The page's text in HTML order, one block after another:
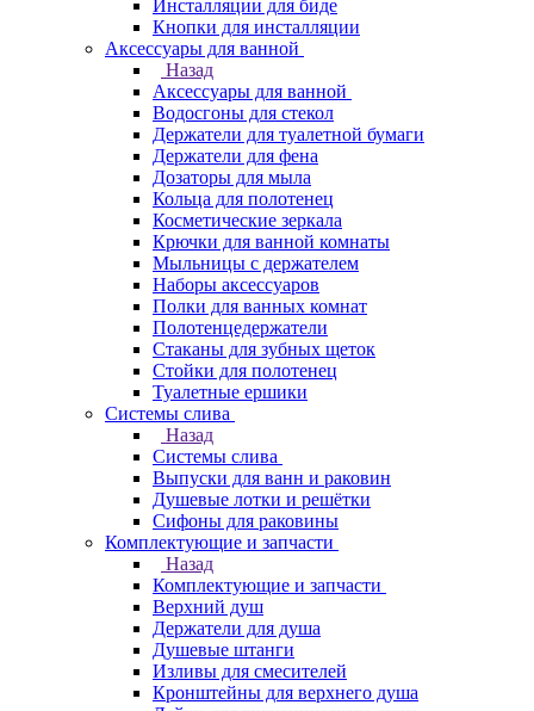
Инсталляции для биде
Кнопки для инсталляции
Аксессуары для ванной
Назад
Аксессуары для ванной
Водосгоны для стекол
Держатели для туалетной бумаги
Держатели для фена
Дозаторы для мыла
Кольца для полотенец
Косметические зеркала
Крючки для ванной комнаты
Мыльницы с держателем
Наборы аксессуаров
Полки для ванных комнат
Полотенцедержатели
Стаканы для зубных щеток
Стойки для полотенец
Туалетные ершики
Системы слива
Назад
Системы слива
Выпуски для ванн и раковин
Душевые лотки и решётки
Сифоны для раковины
Комплектующие и запчасти
Назад
Комплектующие и запчасти
Верхний душ
Держатели для душа
Душевые штанги
Изливы для смесителей
Кронштейны для верхнего душа